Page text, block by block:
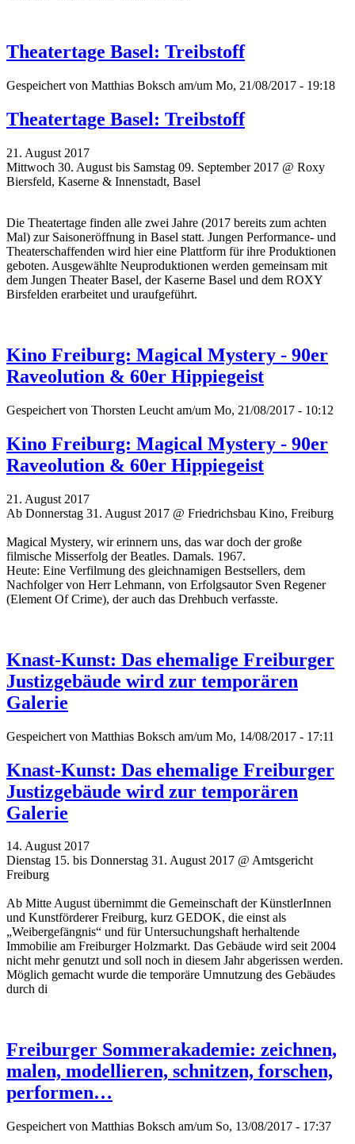
Theatertage Basel: Treibstoff
Gespeichert von Matthias Boksch am/um Mo, 21/08/2017 - 19:18
Theatertage Basel: Treibstoff
21. August 2017
Mittwoch 30. August bis Samstag 09. September 2017 @ Roxy
Biersfeld, Kaserne & Innenstadt, Basel
Die Theatertage finden alle zwei Jahre (2017 bereits zum achten
Mal) zur Saisoneröffnung in Basel statt. Jungen Performance- und
Theaterschaffenden wird hier eine Plattform für ihre Produktionen
geboten. Ausgewählte Neuproduktionen werden gemeinsam mit
dem Jungen Theater Basel, der Kaserne Basel und dem ROXY
Birsfelden erarbeitet und uraufgeführt.
Kino Freiburg: Magical Mystery - 90er
Raveolution & 60er Hippiegeist
Gespeichert von Thorsten Leucht am/um Mo, 21/08/2017 - 10:12
Kino Freiburg: Magical Mystery - 90er
Raveolution & 60er Hippiegeist
21. August 2017
Ab Donnerstag 31. August 2017 @ Friedrichsbau Kino, Freiburg
Magical Mystery, wir erinnern uns, das war doch der große
filmische Misserfolg der Beatles. Damals. 1967.
Heute: Eine Verfilmung des gleichnamigen Bestsellers, dem
Nachfolger von Herr Lehmann, von Erfolgsautor Sven Regener
(Element Of Crime), der auch das Drehbuch verfasste.
Knast-Kunst: Das ehemalige Freiburger
Justizgebäude wird zur temporären
Galerie
Gespeichert von Matthias Boksch am/um Mo, 14/08/2017 - 17:11
Knast-Kunst: Das ehemalige Freiburger
Justizgebäude wird zur temporären
Galerie
14. August 2017
Dienstag 15. bis Donnerstag 31. August 2017 @ Amtsgericht
Freiburg
Ab Mitte August übernimmt die Gemeinschaft der KünstlerInnen
und Kunstförderer Freiburg, kurz GEDOK, die einst als
„Weibergefängnis“ und für Untersuchungshaft herhaltende
Immobilie am Freiburger Holzmarkt. Das Gebäude wird seit 2004
nicht mehr genutzt und soll noch in diesem Jahr abgerissen werden.
Möglich gemacht wurde die temporäre Umnutzung des Gebäudes
durch di
Freiburger Sommerakademie: zeichnen,
malen, modellieren, schnitzen, forschen,
performen…
Gespeichert von Matthias Boksch am/um So, 13/08/2017 - 17:37